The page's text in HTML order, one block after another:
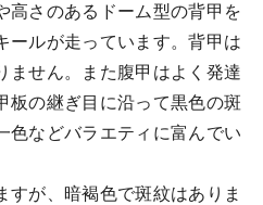
高さのあるドーム型の背甲を
ールが走っています。背甲は
ません。また腹甲はよく発達
板の継ぎ目に沿って黒色の斑
色などバラエティに富んでい
すが、暗褐色で斑紋はありま